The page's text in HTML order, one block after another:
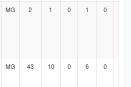
MG 2 1 0 1 0
MG 43 10 0 6 0